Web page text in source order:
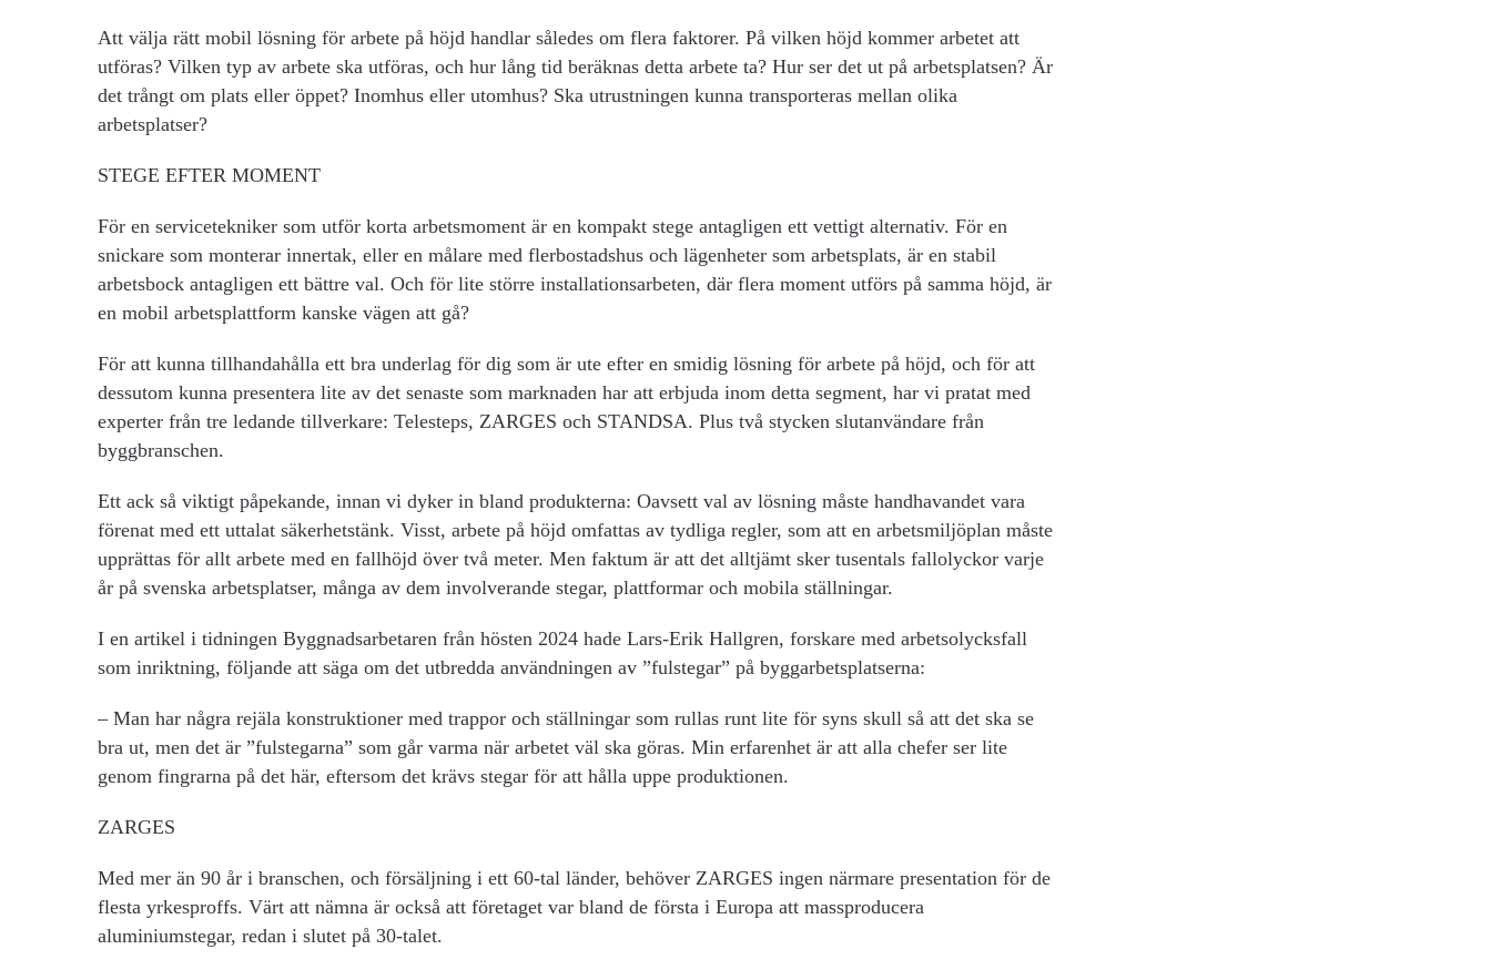
Att välja rätt mobil lösning för arbete på höjd handlar således om flera faktorer. På vilken höjd kommer arbetet att
utföras? Vilken typ av arbete ska utföras, och hur lång tid beräknas detta arbete ta? Hur ser det ut på arbetsplatsen? Är
det trångt om plats eller öppet? Inomhus eller utomhus? Ska utrustningen kunna transporteras mellan olika
arbetsplatser?
STEGE EFTER MOMENT
För en servicetekniker som utför korta arbetsmoment är en kompakt stege antagligen ett vettigt alternativ. För en
snickare som monterar innertak, eller en målare med flerbostadshus och lägenheter som arbetsplats, är en stabil
arbetsbock antagligen ett bättre val. Och för lite större installationsarbeten, där flera moment utförs på samma höjd, är
en mobil arbetsplattform kanske vägen att gå?
För att kunna tillhandahålla ett bra underlag för dig som är ute efter en smidig lösning för arbete på höjd, och för att
dessutom kunna presentera lite av det senaste som marknaden har att erbjuda inom detta segment, har vi pratat med
experter från tre ledande tillverkare: Telesteps, ZARGES och STANDSA. Plus två stycken slutanvändare från
byggbranschen.
Ett ack så viktigt påpekande, innan vi dyker in bland produkterna: Oavsett val av lösning måste handhavandet vara
förenat med ett uttalat säkerhetstänk. Visst, arbete på höjd omfattas av tydliga regler, som att en arbetsmiljöplan måste
upprättas för allt arbete med en fallhöjd över två meter. Men faktum är att det alltjämt sker tusentals fallolyckor varje
år på svenska arbetsplatser, många av dem involverande stegar, plattformar och mobila ställningar.
I en artikel i tidningen Byggnadsarbetaren från hösten 2024 hade Lars-Erik Hallgren, forskare med arbetsolycksfall
som inriktning, följande att säga om det utbredda användningen av ”fulstegar” på byggarbetsplatserna:
– Man har några rejäla konstruktioner med trappor och ställningar som rullas runt lite för syns skull så att det ska se
bra ut, men det är ”fulstegarna” som går varma när arbetet väl ska göras. Min erfarenhet är att alla chefer ser lite
genom fingrarna på det här, eftersom det krävs stegar för att hålla uppe produktionen.
ZARGES
Med mer än 90 år i branschen, och försäljning i ett 60-tal länder, behöver ZARGES ingen närmare presentation för de
flesta yrkesproffs. Värt att nämna är också att företaget var bland de första i Europa att massproducera
aluminiumstegar, redan i slutet på 30-talet.